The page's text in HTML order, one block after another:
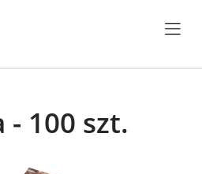
100 szt.